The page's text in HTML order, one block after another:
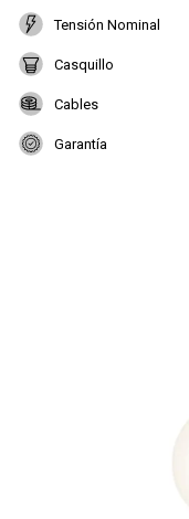
Tensión Nominal
Casquillo
Cables
Garantía